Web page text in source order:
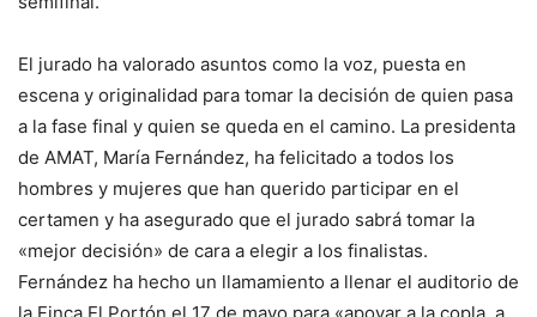
El jurado ha valorado asuntos como la voz, puesta en
escena y originalidad para tomar la decisión de quien pasa
a la fase final y quien se queda en el camino. La presidenta
de AMAT, María Fernández, ha felicitado a todos los
hombres y mujeres que han querido participar en el
certamen y ha asegurado que el jurado sabrá tomar la
«mejor decisión» de cara a elegir a los finalistas.
Fernández ha hecho un llamamiento a llenar el auditorio de